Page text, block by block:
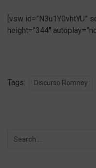
[vsw id=”N3u1Y0vhtYU”
height=”344″
Tags: Discurso Romney
Search